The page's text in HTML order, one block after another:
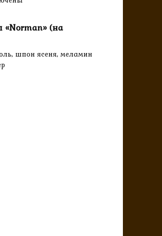
«Norman» (на
шпон ясеня, меламин